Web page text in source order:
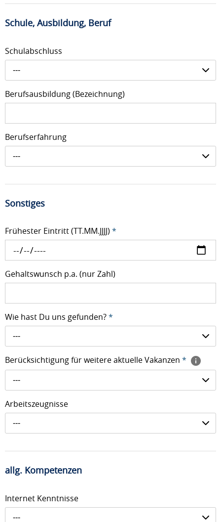
Schule, Ausbildung, Beruf
Schulabschluss
---
Berufsausbildung (Bezeichnung)
Berufserfahrung
---
Sonstiges
Frühester Eintritt (TT.MM.JJJJ) *
Gehaltswunsch p.a. (nur Zahl)
Wie hast Du uns gefunden?*
---
Berücksichtigung für weitere aktuelle Vakanzen *
---
Arbeitszeugnisse
---
allg. Kompetenzen
Internet Kenntnisse
---